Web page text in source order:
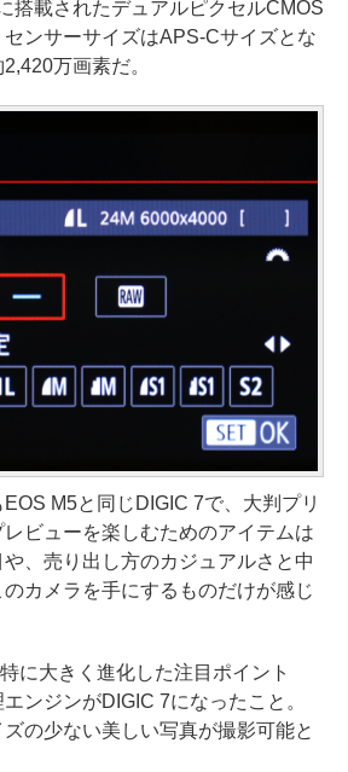
搭載されたデュアルピクセルCMOS
ンサーサイズはAPS-Cサイズとな
万画素だ。
M5と同じDIGIC 7で、大判プリ
ビューを楽しむためのアイテムは
、売り出し方のカジュアルさと中
カメラを手にするものだけが感じ
に大きく進化した注目ポイント
ンジンがDIGIC 7になったこと。
の少ない美しい写真が撮影可能と